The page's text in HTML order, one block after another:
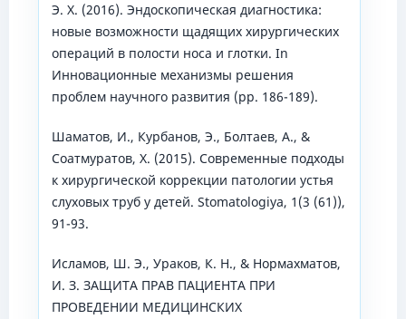
Э. Х. (2016). Эндоскопическая диагностика:
новые возможности щадящих хирургических
операций в полости носа и глотки. In
Инновационные механизмы решения
проблем научного развития (pp. 186-189).
Шаматов, И., Курбанов, Э., Болтаев, А., &
Соатмуратов, Х. (2015). Современные подходы
к хирургической коррекции патологии устья
слуховых труб у детей. Stomatologiya, 1(3 (61)),
91-93.
Исламов, Ш. Э., Ураков, К. Н., & Нормахматов,
И. З. ЗАЩИТА ПРАВ ПАЦИЕНТА ПРИ
ПРОВЕДЕНИИ МЕДИЦИНСКИХ